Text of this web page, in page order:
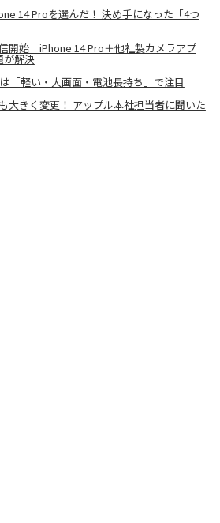
14 Proを選んだ！ 決め手になった「4つ
開始 iPhone 14 Pro＋他社製カメラアプ
が解決
「軽い・大画面・電池長持ち」で注目
大きく変更！ アップル本社担当者に聞いた